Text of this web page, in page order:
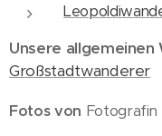
Unsere
Großstadtwanderer
Fotos von Fotografin